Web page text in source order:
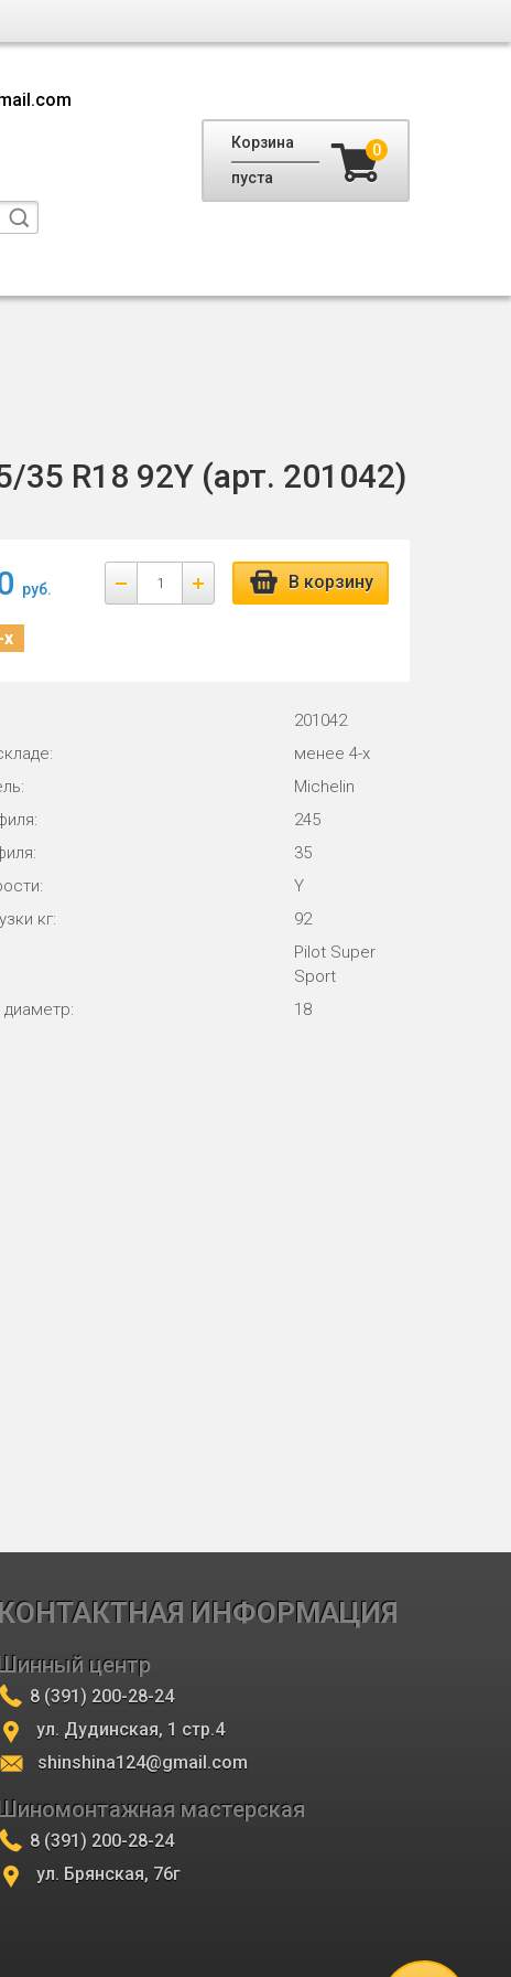
Корзина
пуста
0
R18 92Y (арт. 201042)
руб. В корзину
201042
менее 4-х
Michelin
245
35
Y
кг:
92
Pilot Super
Sport
18
ИНФОРМАЦИЯ
центр
8 (391) 200-28-24
ул. Дудинская, 1 стр.4
shinshina124@gmail.com
мастерская
8 (391) 200-28-24
ул. Брянская, 76г